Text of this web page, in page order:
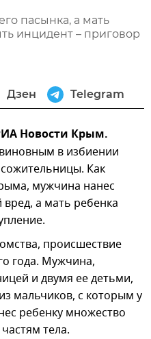
пасынка, а мать
инцидент – приговор
Дзен Telegram
Новости Крым.
в избиении
Как
мужчина нанес
а мать ребенка
происшествие
года. Мужчина,
и двумя ее детьми,
мальчиков, с которым у
ребенку множество
тела.